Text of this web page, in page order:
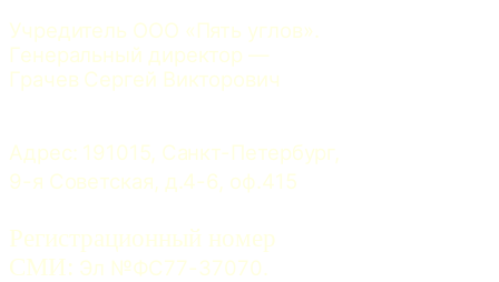
Учредитель ООО «Пять углов».
Генеральный директор —
Грачев Сергей Викторович
Адрес: 191015, Санкт-Петербург,
9-я Советская, д.4-6, оф.415
Регистрационный номер
СМИ: Эл №ФС77-37070.